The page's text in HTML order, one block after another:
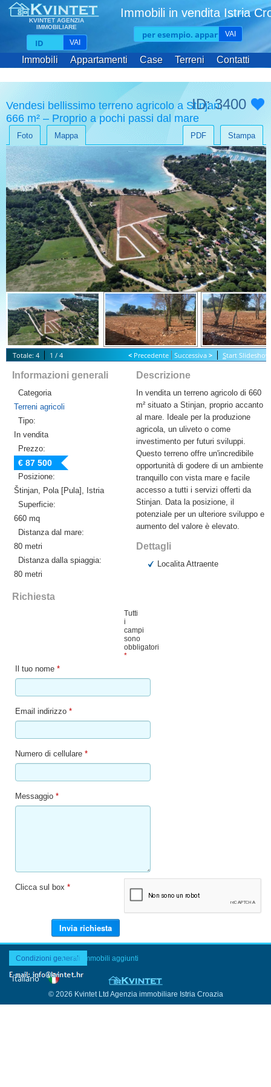
KVINTET AGENZIA
IMMOBILIARE
Immobili in vendita Istria
VAI
VAI
Immobili Appartamenti Case Terreni Contatti
Vendesi bellissimo terreno agricolo a Stinjan,
666 m² – Proprio a pochi passi dal mare
ID: 3400
Foto Mappa Stampa
PDF
Totale: 4 1 / 4 < Precedente Successiva > Start Slideshow
Informazioni generali
Categoria
Terreni agricoli
Tipo:
In vendita
Prezzo:
€ 87 500
Posizione:
Štinjan, Pola [Pula], Istria
Superficie:
660 mq
Distanza dal mare:
80 metri
Distanza dalla spiaggia:
80 metri
Richiesta
Tutti
i
campi
sono
obbligatori
*
Il tuo nome *
Email indirizzo *
Numero di cellulare *
Messaggio *
Clicca sul box *
Descrizione
In vendita un terreno agricolo di 660
m² situato a Stinjan, proprio accanto
al mare. Ideale per la produzione
agricola, un uliveto o come
investimento per futuri sviluppi.
Questo terreno offre un'incredibile
opportunità di godere di un ambiente
tranquillo con vista mare e facile
accesso a tutti i servizi offerti da
Stinjan. Data la posizione, il
potenziale per un ulteriore sviluppo e
aumento del valore è elevato.
Dettagli
Localita Attraente
Condizioni generaliUltimi immobili aggiunti
© 2026 Kvintet Ltd Agenzia immobiliare Istria Croazia